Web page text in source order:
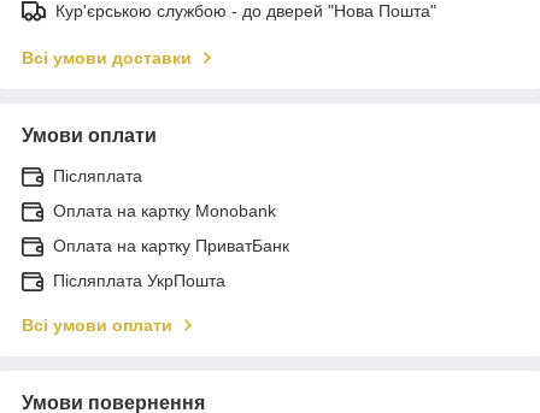
Кур'єрською службою - до дверей "Нова Пошта"
Всі умови доставки
Умови оплати
Післяплата
Оплата на картку Monobank
Оплата на картку ПриватБанк
Післяплата УкрПошта
Всі умови оплати
Умови повернення